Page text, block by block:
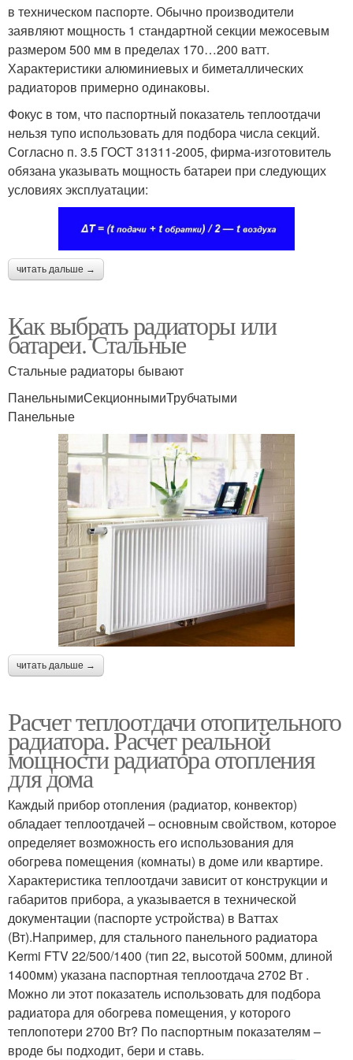
в техническом паспорте. Обычно производители
заявляют мощность 1 стандартной секции межосевым
размером 500 мм в пределах 170…200 ватт.
Характеристики алюминиевых и биметаллических
радиаторов примерно одинаковы.
Фокус в том, что паспортный показатель теплоотдачи
нельзя тупо использовать для подбора числа секций.
Согласно п. 3.5 ГОСТ 31311-2005, фирма-изготовитель
обязана указывать мощность батареи при следующих
условиях эксплуатации:
читать дальше →
Как выбрать радиаторы или
батареи. Стальные
Стальные радиаторы бывают
ПанельнымиСекционнымиТрубчатыми
Панельные
читать дальше →
Расчет теплоотдачи отопительного
радиатора. Расчет реальной
мощности радиатора отопления
для дома
Каждый прибор отопления (радиатор, конвектор)
обладает теплоотдачей – основным свойством, которое
определяет возможность его использования для
обогрева помещения (комнаты) в доме или квартире.
Характеристика теплоотдачи зависит от конструкции и
габаритов прибора, а указывается в технической
документации (паспорте устройства) в Ваттах
(Вт).Например, для стального панельного радиатора
Kermi FTV 22/500/1400 (тип 22, высотой 500мм, длиной
1400мм) указана паспортная теплоотдача 2702 Вт .
Можно ли этот показатель использовать для подбора
радиатора для обогрева помещения, у которого
теплопотери 2700 Вт? По паспортным показателям –
вроде бы подходит, бери и ставь.